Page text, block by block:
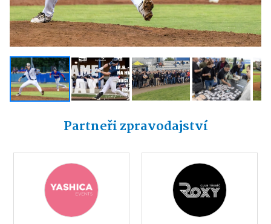
Partneři zpravodajství